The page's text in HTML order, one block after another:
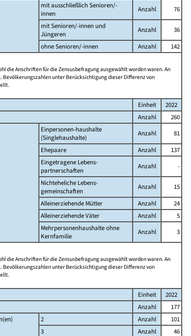
mit ausschließlich Senioren/-
innen
Anzahl
76
mit Senioren/-innen und
Jüngeren
Anzahl
36
ohne Senioren/-innen
Anzahl
142
die Anschriften für die Zensusbefragung ausgewählt worden waren. An
unter Berücksichtigung dieser Differenz von
Einheit
2022
Anzahl
260
Einpersonen-haushalte
(Singlehaushalte)
Anzahl
81
Ehepaare
Anzahl
137
Eingetragene Lebens-
partnerschaften
Anzahl
-
Nichteheliche Lebens-
gemeinschaften
Anzahl
15
Alleinerziehende Mütter
Anzahl
24
Alleinerziehende Väter
Anzahl
5
Mehrpersonenhaushalte ohne
Kernfamilie
Anzahl
3
die Anschriften für die Zensusbefragung ausgewählt worden waren. An
unter Berücksichtigung dieser Differenz von
Einheit
2022
Anzahl
177
2 Anzahl
101
3
Anzahl
46